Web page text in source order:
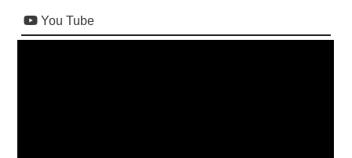
You Tube